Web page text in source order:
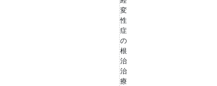
変
性
症
の
根
治
治
療